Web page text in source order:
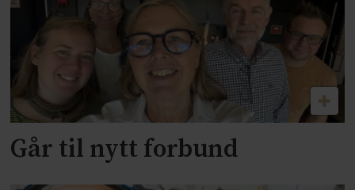
Går til nytt forbund